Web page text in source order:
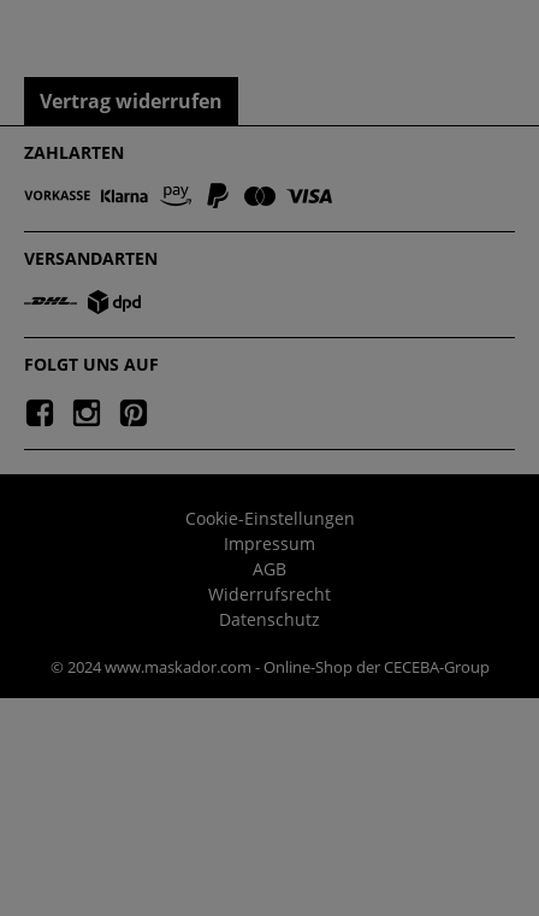
Vertrag widerrufen
ZAHLARTEN
VERSANDARTEN
FOLGT UNS AUF
Cookie-Einstellungen
Impressum
AGB
Widerrufsrecht
Datenschutz
© 2024 www.maskador.com - Online-Shop der CECEBA-Group